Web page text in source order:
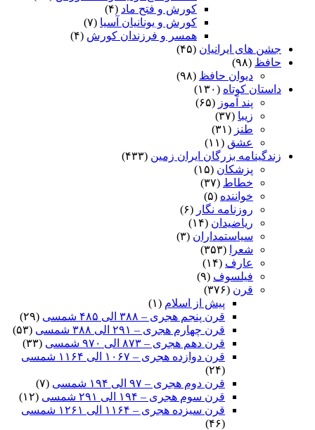
کورش و فتح ماد (۴)
کورش و یونانیان آسیا (۷)
همسر و فرزندان کورش (۴)
جشن های ایرانیان (۴۵)
حافظ (۹۸)
دیوان حافظ (۹۸)
داستان کوتاه (۱۳۰)
پند آموز (۶۵)
زیبا (۳۷)
طنز (۳۱)
عشق (۱۱)
زندگینامه بزرگان ایران زمین (۴۳۳)
پزشکان (۱۵)
خطاط (۳۷)
خواننده (۵)
روزنامه نگار (۶)
ریاضیدان (۱۴)
سیاستمداران (۳)
شعرا
(۳۵۳)
عارف (۱۴)
فیلسوف (۹)
قرن (۳۷۶)
پیش از اسلام (۱)
قرن پنجم هجری – ۳۸۸ الی ۴۸۵ شمسی
(۲۹)
قرن چهارم هجری – ۲۹۱ الی ۳۸۸ شمسی
(۵۳)
قرن دهم هجری – ۸۷۳ الی ۹۷۰ شمسی
(۳۳)
قرن دوازده هجری – ۱۰۶۷ الی ۱۱۶۴ شمسی
(۲۴)
قرن دوم هجری – ۹۷ الی ۱۹۴ شمسی
(۷)
قرن سوم هجری – ۱۹۴ الی ۲۹۱ شمسی
(۱۲)
قرن سیزده هجری – ۱۱۶۴ الی ۱۲۶۱ شمسی
(۴۶)